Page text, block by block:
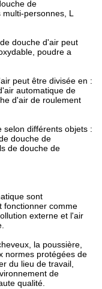
de
personnes, L
douche d'air peut
poudre a
peut être divisée en :
automatique de
d'air de roulement
selon différents objets :
douche de
de douche de
sont
fonctionner comme
externe et l'air
la poussière,
normes protégées de
du lieu de travail,
de
qualité.